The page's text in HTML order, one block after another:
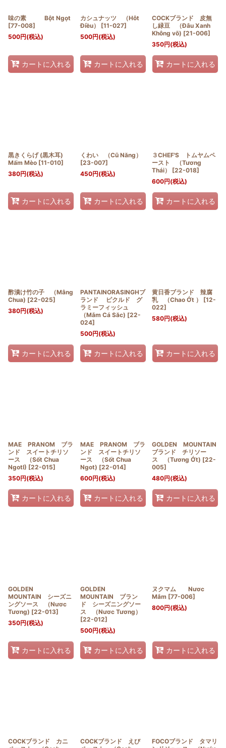
味の素 Bột Ngọt
[77-008]
500円(税込)
カートに入れる
カシュナッツ （Hôt
Điều）
[11-027]
500円(税込)
カートに入れる
COCKブランド 皮無
し緑豆 （Đâu Xanh
Không võ) [21-006]
350円(税込)
カートに入れる
黒きくらげ (黒木耳)
Mấm Mèo [11-010]
380円(税込)
カートに入れる
くわい （Cũ Năng）
[23-007]
450円(税込)
カートに入れる
３CHEF'S トムヤムペ
ースト （Tương
Thái）
[22-018]
600円(税込)
カートに入れる
酢漬け竹の子 （Mâng
Chua) [22-025]
380円(税込)
カートに入れる
PANTAINORASINGHブ
ランド ピクルド グ
ラミーフィッシュ
（Mắm Cá Săc) [22-
024]
500円(税込)
カートに入れる
黄日香ブランド 辣腐
乳 （Chao Ớt ）
[12-
022]
580円(税込)
カートに入れる
MAE PRANOM ブラ
ンド スイートチリソ
ース （Sốt Chua
NgotI) [22-015]
350円(税込)
カートに入れる
MAE PRANOM ブラ
ンド スイートチリソ
ース （Sốt Chua
Ngot) [22-014]
600円(税込)
カートに入れる
GOLDEN MOUNTAIN
ブランド チリソー
ス （Tương Ớt) [22-
005]
480円(税込)
カートに入れる
GOLDEN
MOUNTAIN シーズニ
ングソース （Nươc
Tương) [22-013]
350円(税込)
カートに入れる
GOLDEN
MOUNTAIN ブラン
ド シーズニングソー
ス （Nươc Tương）
[22-012]
500円(税込)
カートに入れる
ヌクマム Nươc
Mắm [77-006]
800円(税込)
カートに入れる
COCKブランド カニ
COCKブランド えび
FOCOブランド タマリ